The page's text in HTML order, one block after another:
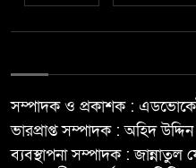
সম্পাদক ও প্রকাশক :
ভারপ্রাপ্ত সম্পাদক : অহিদ
ব্যবস্থাপনা সম্পাদক : জান্নাতুল